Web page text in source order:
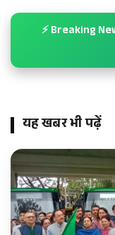
⚡ Breaking
यह खबर भी पढ़ें